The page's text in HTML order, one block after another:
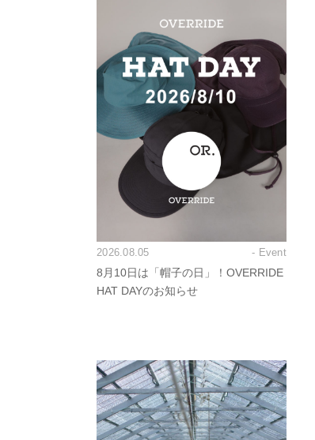
2026.08.05 - Event
8月10日は「帽子の日」！OVERRIDE
HAT DAYのお知らせ